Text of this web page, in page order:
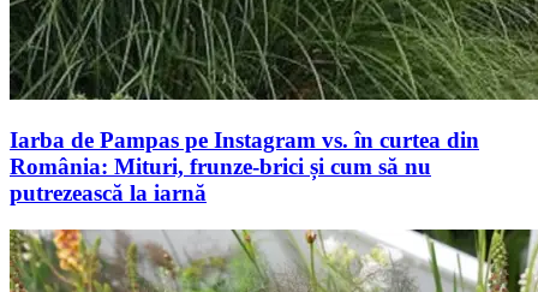
Iarba de Pampas pe Instagram vs. în curtea din
România: Mituri, frunze-brici și cum să nu
putrezească la iarnă